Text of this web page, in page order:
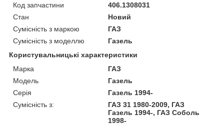
Код запчастини
406.1308031
Стан
Новий
Сумісність з маркою
ГАЗ
Сумісність з моделлю
Газель
Користувальницькі характеристики
Марка
ГАЗ
Модель
Газель
Серія
Газель 1994-
Сумісність з:
ГАЗ 31 1980-2009, ГАЗ
Газель 1994-, ГАЗ Соболь
1998-